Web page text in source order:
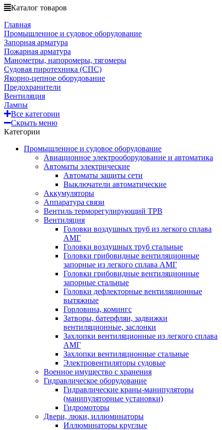
Каталог товаров
Главная
Промышленное и судовое оборудование
Запорная арматура
Пожарная арматура
Манометры, напоромеры, тягомеры
Судовая пиротехника (СПС)
Якорно-цепное оборудование
Предохранители
Вентиляция
Лампы
Все категории
Скрыть меню
Категории
Промышленное и судовое оборудование
Авиационное электрооборудование и автоматика
Автоматы электрические
Автоматы защиты сети
Выключатели автоматические
Аккумуляторы
Аппаратура связи
Вентиль терморегулирующий ТРВ
Вентиляция
Головки воздушных труб из легкого сплава
АМГ
Головки воздушных труб стальные
Головки грибовидные вентиляционные
запорные из легкого сплава АМГ
Головки грибовидные вентиляционные
запорные стальные
Головки дефлекторные вентиляционные
вытяжные
Горловина, комингс
Затворы, батерфляи, задвижки
вентиляционные, заслонки
Захлопки вентиляционные из легкого сплава
АМГ
Захлопки вентиляционные стальные
Электровентиляторы судовые
Военное имущество с хранения
Гидравлическое оборудование
Гидравлические краны-манипуляторы
(манипуляторные установки)
Гидромоторы
Двери, люки, иллюминаторы
Иллюминаторы круглые